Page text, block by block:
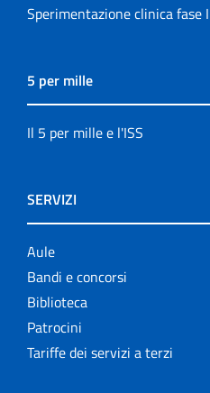
Sperimentazione clinica fase I
5 per mille
Il 5 per mille e l'ISS
SERVIZI
Aule
Bandi e concorsi
Biblioteca
Patrocini
Tariffe dei servizi a terzi